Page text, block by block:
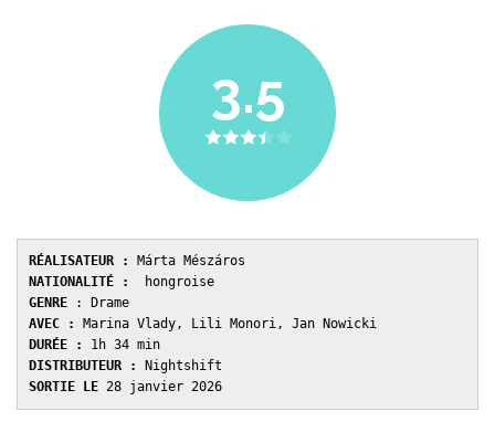
3.5
RÉALISATEUR :
Márta Mészáros
NATIONALITÉ :
  hongroise
GENRE
: Drame
AVEC : Marina Vlady, Lili Monori, Jan Nowicki
DURÉE : 1h 34 min
DISTRIBUTEUR : Nightshift
SORTIE LE 28 janvier 2026